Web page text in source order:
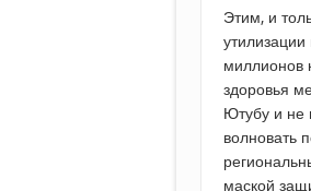
Этим, и
миллионов
здоровья
Ютубу и не
волновать
маской